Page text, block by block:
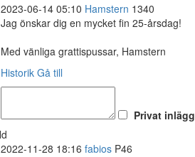
2023-06-14 05:10 Hamstern 1340
Jag önskar dig en mycket fin 25-årsdag!
Med vänliga grattispussar, Hamstern
Historik Gå till
Privat inlägg
2022-11-28 18:16 fabios P46